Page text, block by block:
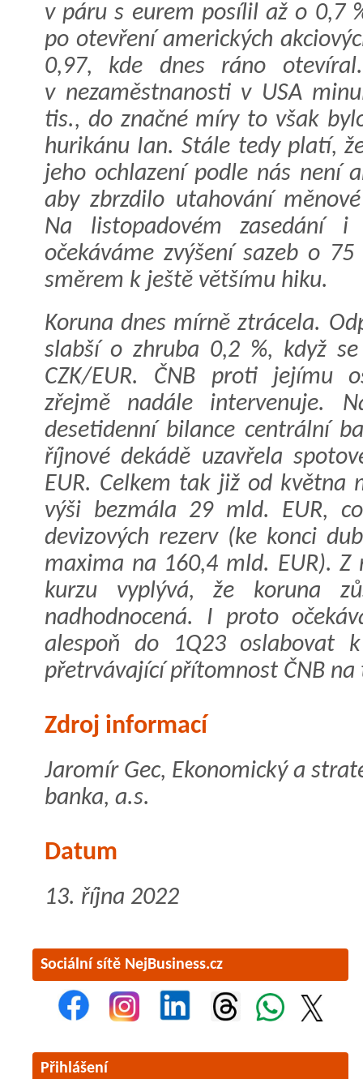
v páru s eurem posílil až o 0,7
po otevření amerických
0,97, kde dnes ráno
v nezaměstnanosti v USA
tis., do značné míry to však
hurikánu Ian. Stále tedy platí,
jeho ochlazení podle nás není
aby zbrzdilo utahování
Na listopadovém zasedání
očekáváme zvýšení sazeb o
směrem k ještě většímu hiku.
Koruna dnes mírně ztrácela.
slabší o zhruba 0,2 %, když
CZK/EUR. ČNB proti jejímu
zřejmě nadále intervenuje.
desetidenní bilance centrální
říjnové dekádě uzavřela
EUR. Celkem tak již od května
výši bezmála 29 mld. EUR,
devizových rezerv (ke konci
maxima na 160,4 mld. EUR). Z
kurzu vyplývá, že koruna
nadhodnocená. I proto
alespoň do 1Q23 oslabovat
přetrvávající přítomnost ČNB na
Zdroj informací
Jaromír Gec, Ekonomický a
banka, a.s.
Datum
13. října 2022
Sociální sítě NejBusiness.cz
Přihlášení